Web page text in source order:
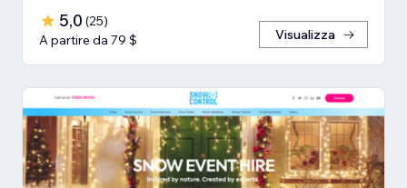
5,0 (25)
A partire da 79 $
Visualizza